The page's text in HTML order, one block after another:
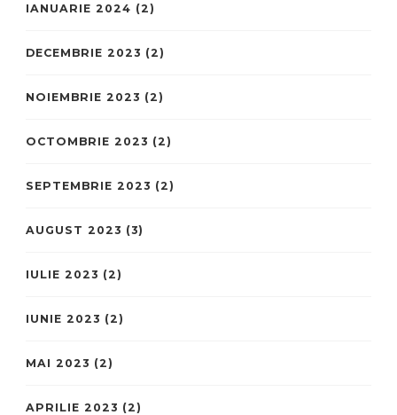
IANUARIE 2024 (2)
DECEMBRIE 2023 (2)
NOIEMBRIE 2023 (2)
OCTOMBRIE 2023 (2)
SEPTEMBRIE 2023 (2)
AUGUST 2023 (3)
IULIE 2023 (2)
IUNIE 2023 (2)
MAI 2023 (2)
APRILIE 2023 (2)